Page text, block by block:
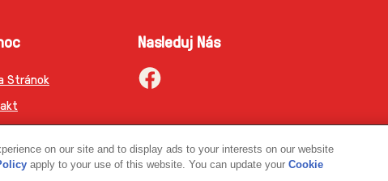
Stránok
Nasleduj Nás
on our site and to display ads to your interests on our website
apply to your use of this website. You can update your Cookie